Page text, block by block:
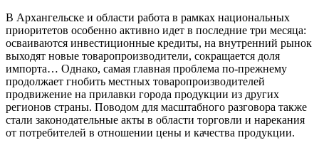
В Архангельске и области работа в рамках национальных
приоритетов особенно активно идет в последние три месяца:
осваиваются инвестиционные кредиты, на внутренний рынок
выходят новые товаропроизводители, сокращается доля
импорта… Однако, самая главная проблема по-прежнему
продолжает гнобить местных товаропроизводителей
продвижение на прилавки города продукции из других
регионов страны. Поводом для масштабного разговора также
стали законодательные акты в области торговли и нарекания
от потребителей в отношении цены и качества продукции.